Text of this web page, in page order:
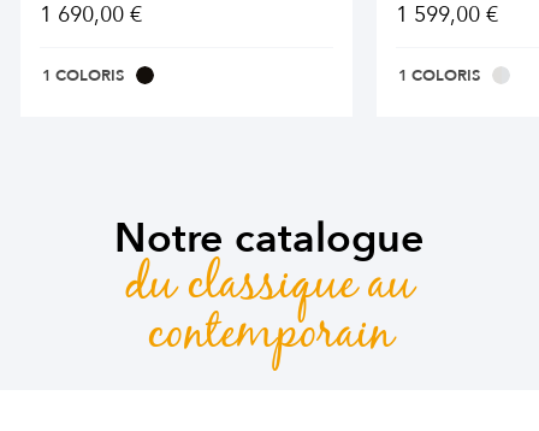
1 690,00 €
1 COLORIS
1 599,00 €
1 COLORIS
Notre catalogue
du classique au
contemporain